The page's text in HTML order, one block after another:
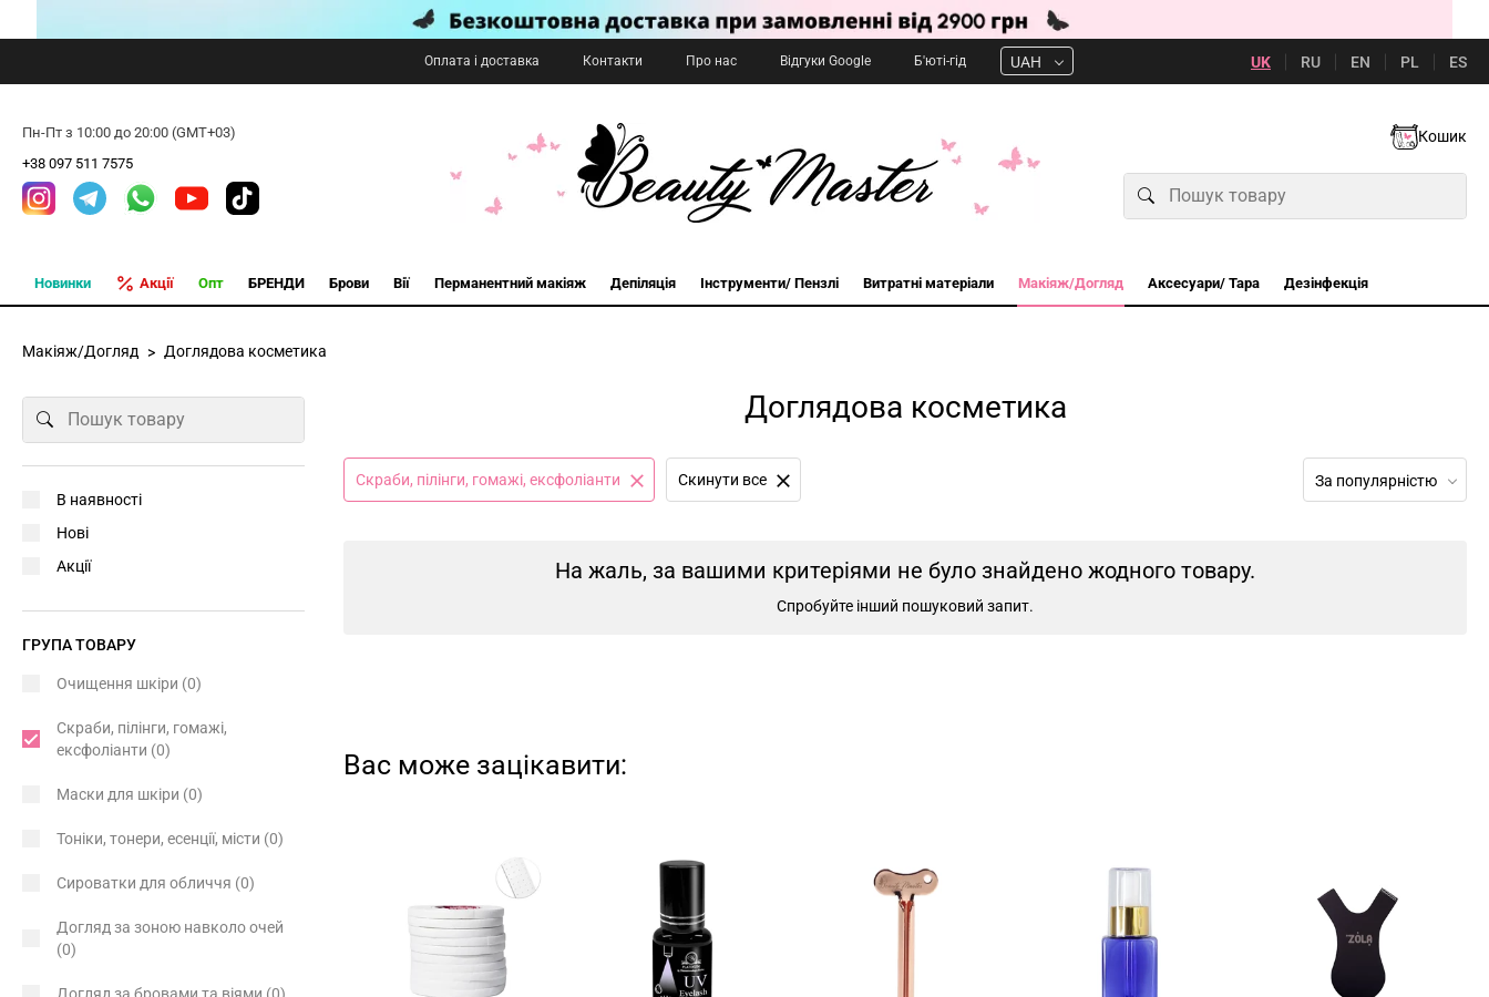
Оплата і доставка Контакти Про нас Відгуки Google Б'юті-гід UAH UK RU EN PL ES
Пн-Пт з 10:00 до 20:00 (GMT+03)
+38 097 511 7575
Кошик
Новинки Акції Опт БРЕНДИ Брови Вії Перманентний макіяж Депіляція Інструменти/ Пензлі Витратні матеріали Макіяж/Догляд Аксесуари/ Тара Дезінфекція
Макіяж/Догляд Доглядова косметика
Доглядова косметика
За популярністю
Скраби, пілінги, гомажі, ексфоліанти Cкинути все
На жаль, за вашими критеріями не було знайдено жодного товару.
Спробуйте інший пошуковий запит.
Вас може зацікавити:
В наявності
Нові
Акції
ГРУПА ТОВАРУ
Очищення шкіри (0)
Скраби, пілінги, гомажі,
ексфоліанти (0)
Маски для шкіри (0)
Тоніки, тонери, есенції, місти (0)
Сироватки для обличчя (0)
Догляд за зоною навколо очей
(0)